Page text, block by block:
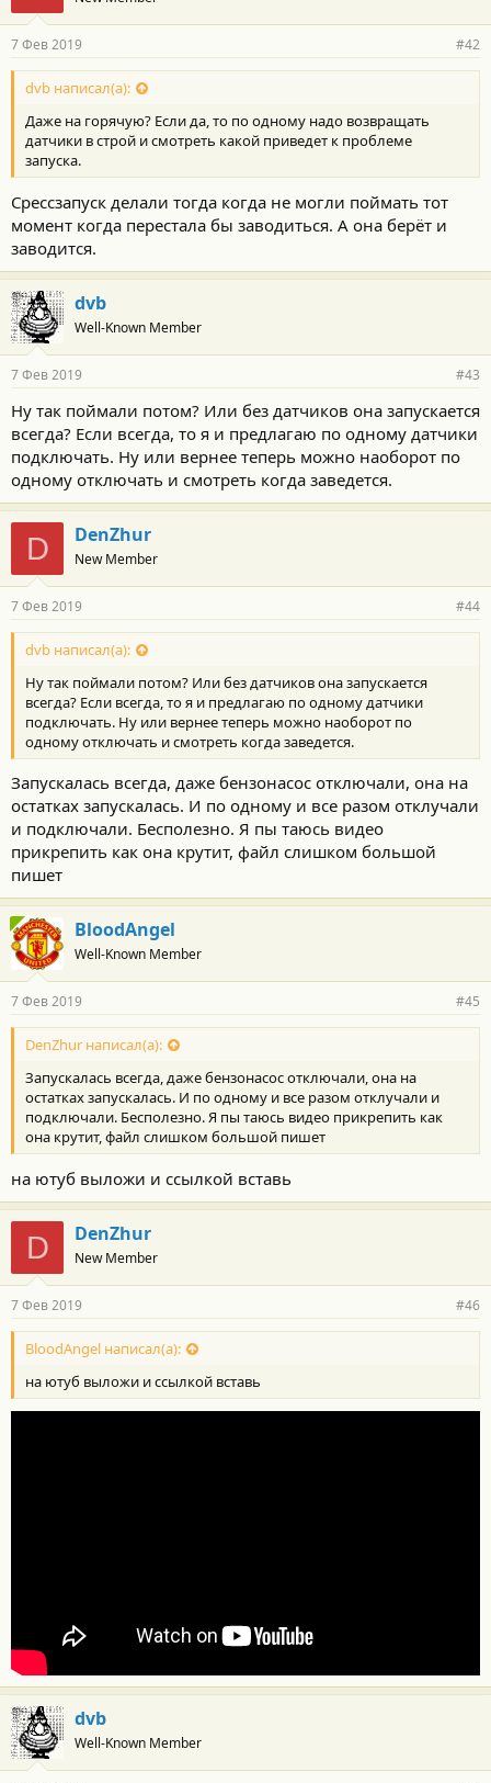
7 Фев 2019 #42
dvb написал(а):
Даже на горячую? Если да, то по одному надо возвращать
датчики в строй и смотреть какой приведет к проблеме
запуска.
Срессзапуск делали тогда когда не могли поймать тот
момент когда перестала бы заводиться. А она берёт и
заводится.
dvb
Well-Known Member
7 Фев 2019 #43
Ну так поймали потом? Или без датчиков она запускается
всегда? Если всегда, то я и предлагаю по одному датчики
подключать. Ну или вернее теперь можно наоборот по
одному отключать и смотреть когда заведется.
D DenZhur
New Member
7 Фев 2019 #44
dvb написал(а):
Ну так поймали потом? Или без датчиков она запускается
всегда? Если всегда, то я и предлагаю по одному датчики
подключать. Ну или вернее теперь можно наоборот по
одному отключать и смотреть когда заведется.
Запускалась всегда, даже бензонасос отключали, она на
остатках запускалась. И по одному и все разом отклучали
и подключали. Бесполезно. Я пы таюсь видео
прикрепить как она крутит, файл слишком большой
пишет
BloodAngel
Well-Known Member
7 Фев 2019 #45
DenZhur написал(а):
Запускалась всегда, даже бензонасос отключали, она на
остатках запускалась. И по одному и все разом отклучали и
подключали. Бесполезно. Я пы таюсь видео прикрепить как
она крутит, файл слишком большой пишет
на ютуб выложи и ссылкой вставь
D DenZhur
New Member
7 Фев 2019 #46
BloodAngel написал(а):
на ютуб выложи и ссылкой вставь
dvb
Well-Known Member